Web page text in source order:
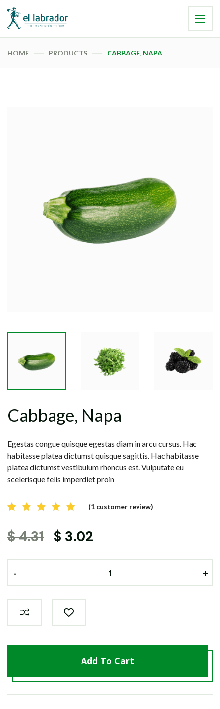
HOME PRODUCTS CABBAGE, NAPA
Cabbage, Napa
Egestas congue quisque egestas diam in arcu cursus. Hac
habitasse platea dictumst quisque sagittis. Hac habitasse
platea dictumst vestibulum rhoncus est. Vulputate eu
scelerisque felis imperdiet proin
(1 customer review)
$4.31 $ 3.02
- +
- +
- +
Add To Cart